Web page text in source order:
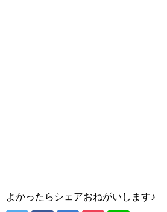
よかったらシェアおねがいします♪